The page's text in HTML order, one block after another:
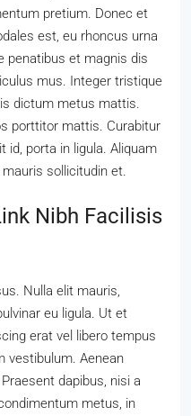
pretium. Donec et
est, eu rhoncus urna
penatibus et magnis dis
mus. Integer tristique
dictum metus mattis.
porttitor mattis. Curabitur
id, porta in ligula. Aliquam
sollicitudin et.
Nibh Facilisis
Nulla elit mauris,
eu ligula. Ut et
erat vel libero tempus
vestibulum. Aenean
dapibus, nisi a
metus, in